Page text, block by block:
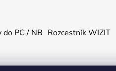
do PC / NB Rozcestník WIZIT